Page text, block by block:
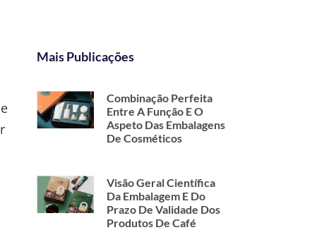
Mais Publicações
Combinação Perfeita
Entre A Função E O
Aspeto Das Embalagens
De Cosméticos
Visão Geral Científica
Da Embalagem E Do
Prazo De Validade Dos
Produtos De Café